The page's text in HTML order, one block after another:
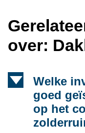
over:
d
Welke
goed
op het